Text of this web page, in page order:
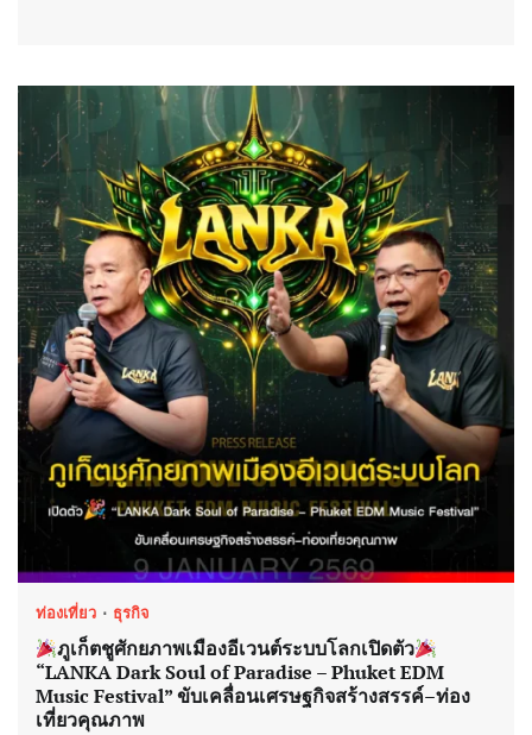
ท่องเที่ยว ธุรกิจ
ภูเก็ตชูศักยภาพเมืองอีเวนต์ระบบโลกเปิดตัว
“LANKA Dark Soul of Paradise – Phuket EDM
Music Festival” ขับเคลื่อนเศรษฐกิจสร้างสรรค์–ท่อง
เที่ยวคุณภาพ